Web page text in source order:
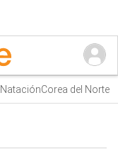
NataciónCorea del Norte